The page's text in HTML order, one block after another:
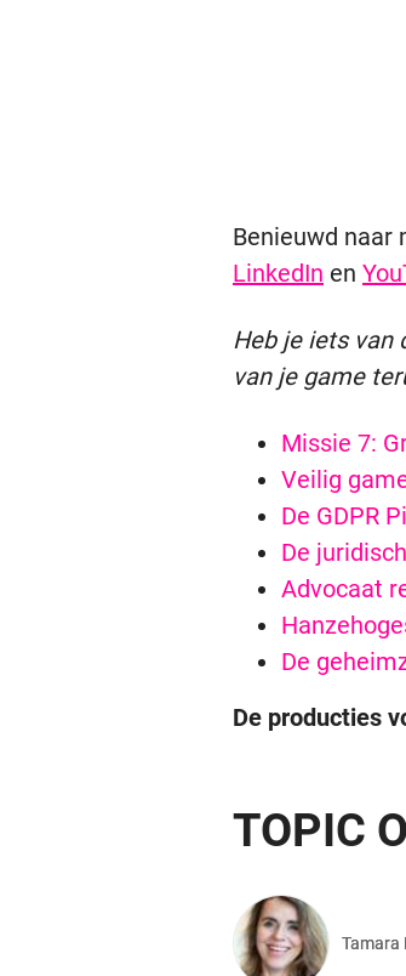
Benieuwd naar
LinkedIn en
Heb je iets van
van je game
Missie 7:
Veilig
De GDPR
De
Advocaat
De
De producties
TOPIC
Tamara